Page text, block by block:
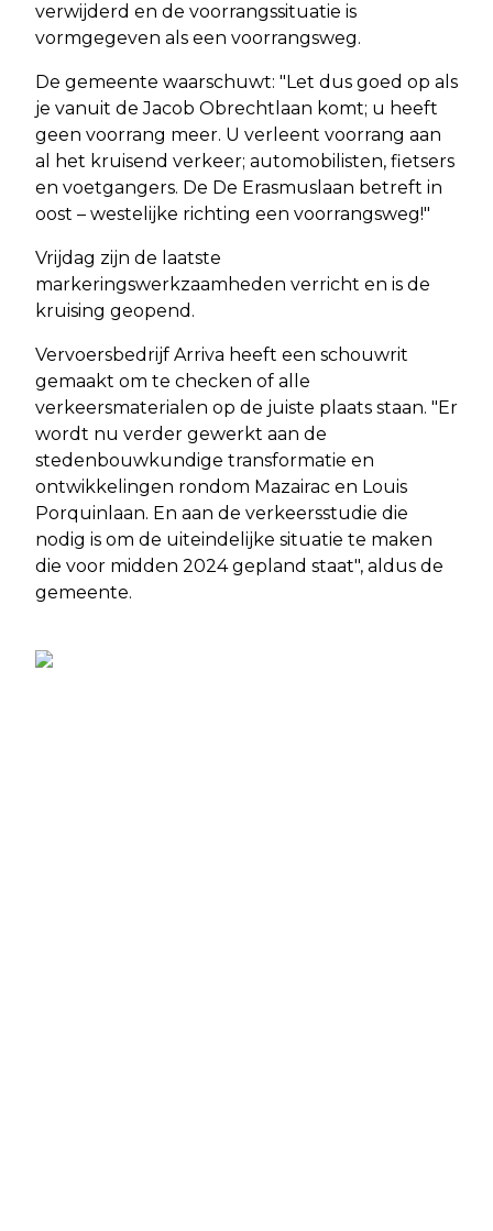
verwijderd en de voorrangssituatie is
vormgegeven als een voorrangsweg.
De gemeente waarschuwt: "Let dus goed op als
je vanuit de Jacob Obrechtlaan komt; u heeft
geen voorrang meer. U verleent voorrang aan
al het kruisend verkeer; automobilisten, fietsers
en voetgangers. De De Erasmuslaan betreft in
oost – westelijke richting een voorrangsweg!"
Vrijdag zijn de laatste
markeringswerkzaamheden verricht en is de
kruising geopend.
Vervoersbedrijf Arriva heeft een schouwrit
gemaakt om te checken of alle
verkeersmaterialen op de juiste plaats staan. "Er
wordt nu verder gewerkt aan de
stedenbouwkundige transformatie en
ontwikkelingen rondom Mazairac en Louis
Porquinlaan. En aan de verkeersstudie die
nodig is om de uiteindelijke situatie te maken
die voor midden 2024 gepland staat", aldus de
gemeente.